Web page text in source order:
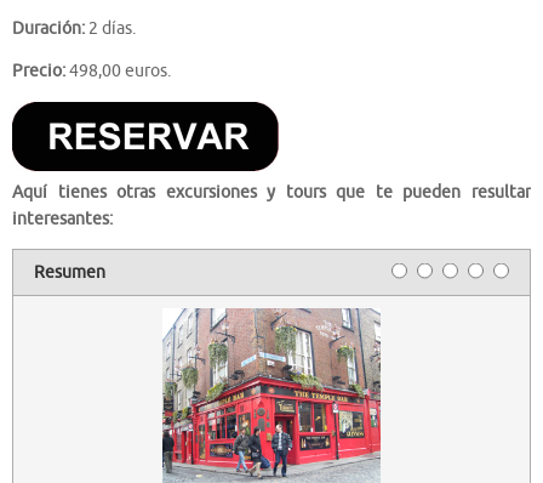
Duración: 2 días.
Precio:498,00 euros.
Aquí tienes otras excursiones y tours que te pueden resultar
interesantes:
Resumen